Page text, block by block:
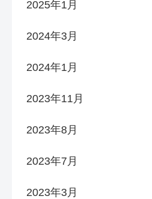
2025年1月
2024年3月
2024年1月
2023年11月
2023年8月
2023年7月
2023年3月